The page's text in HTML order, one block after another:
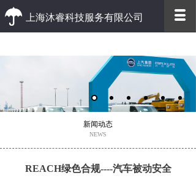
上海沐睿科技服务有限公司
优质的客户服务 高效的办事效率
新闻动态
NEWS
REACH绿色合规----汽车被动安全